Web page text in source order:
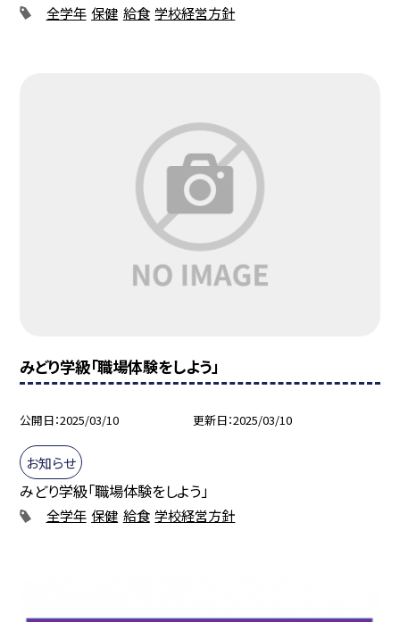
全学年 保健 給食 学校経営方針
みどり学級「職場体験をしよう」
公開日 2025/03/10 更新日 2025/03/10
お知らせ
みどり学級「職場体験をしよう」
全学年 保健 給食 学校経営方針